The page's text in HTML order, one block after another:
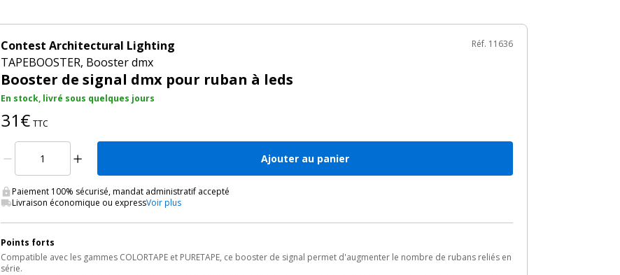
Contest Architectural Lighting
TAPEBOOSTER, Booster dmx
Booster de signal dmx pour ruban à leds
Réf. 11636
En stock, livré sous quelques jours
31€ TTC
Ajouter au panier
Paiement 100% sécurisé, mandat administratif accepté
Livraison économique ou expressVoir plus
Points forts
Compatible avec les gammes COLORTAPE et PURETAPE, ce booster de signal permet d'augmenter le nombre de rubans reliés en
série.